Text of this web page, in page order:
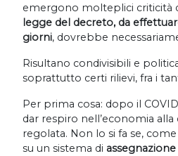
emergono molteplici criticità
legge del decreto, da
giorni, dovrebbe
Risultano condivisibili e
soprattutto certi rilievi, fra i
Per prima cosa: dopo il
dar respiro nell’economia
regolata. Non lo si fa se,
su un sistema di